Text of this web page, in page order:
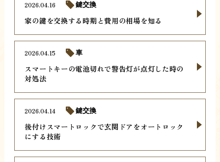
家の鍵を交換する時期と費用の相場を知る
2026.04.16 鍵交換
スマートキーの電池切れで警告灯が点灯した時の
対処法
2026.04.15 車
後付けスマートロックで玄関ドアをオートロック
にする技術
2026.04.14 鍵交換